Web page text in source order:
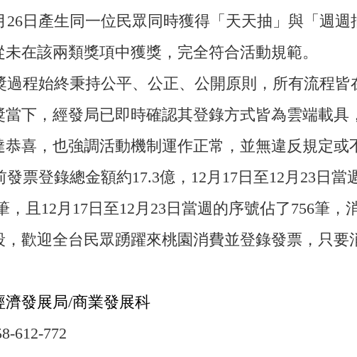
日產生同一位民眾同時獲得「天天抽」與「週
在該兩類獎項中獲獎，完全符合活動規範。
程始終秉持公平、公正、公開原則，所有流程
下，經發局已即時確認其登錄方式皆為雲端載
喜，也強調活動機制運作正常，並無違反規定或
票登錄總金額約17.3億，12月17日至12月23日當
，且12月17日至12月23日當週的序號佔了756筆
歡迎全台民眾踴躍來桃園消費並登錄發票，只要
發展局/商業發展科
612-772